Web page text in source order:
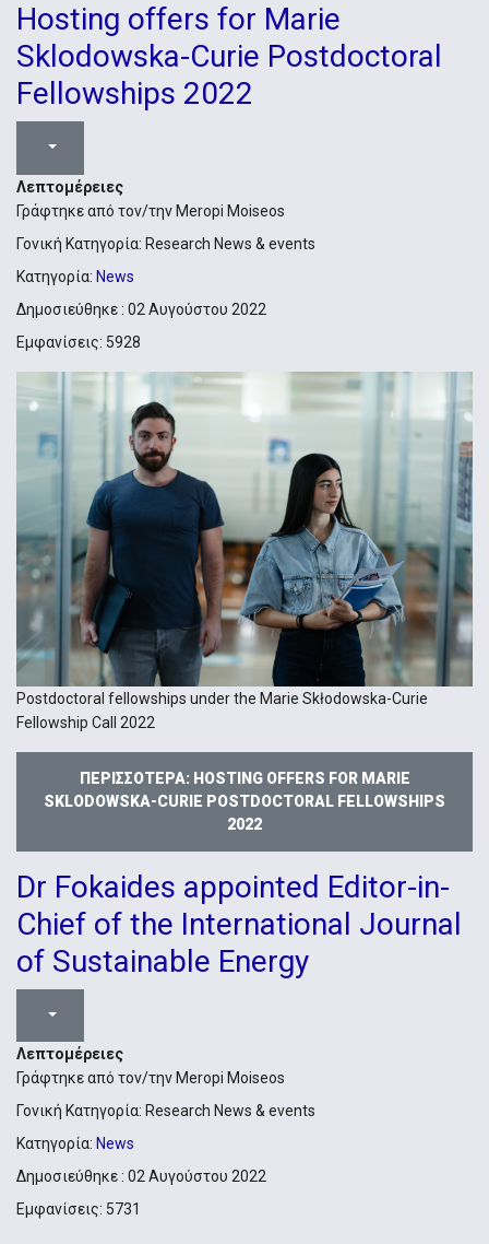
Hosting offers for Marie
Sklodowska-Curie Postdoctoral
Fellowships 2022
Λεπτομέρειες
Γράφτηκε από τον/την Meropi Moiseos
Γονική Κατηγορία: Research News & events
Κατηγορία: News
Δημοσιεύθηκε : 02 Αυγούστου 2022
Εμφανίσεις: 5928
Postdoctoral fellowships under the Marie Skłodowska-Curie
Fellowship Call 2022
ΠΕΡΙΣΣΌΤΕΡΑ: HOSTING OFFERS FOR MARIE
SKLODOWSKA-CURIE POSTDOCTORAL FELLOWSHIPS
2022
Dr Fokaides appointed Editor-in-
Chief of the International Journal
of Sustainable Energy
Λεπτομέρειες
Γράφτηκε από τον/την Meropi Moiseos
Γονική Κατηγορία: Research News & events
Κατηγορία: News
Δημοσιεύθηκε : 02 Αυγούστου 2022
Εμφανίσεις: 5731